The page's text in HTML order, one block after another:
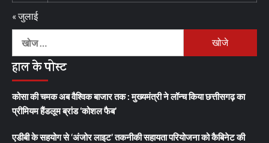
« जुलाई
निम्न
खोजें:
हाल के पोस्ट
कोसा की चमक अब वैश्विक बाजार तक : मुख्यमंत्री ने लॉन्च किया छत्तीसगढ़ का
प्रीमियम हैंडलूम ब्रांड ‘कोशल फैब’
एडीबी के सहयोग से ‘अंजोर लाइट’ तकनीकी सहायता परियोजना को कैबिनेट की